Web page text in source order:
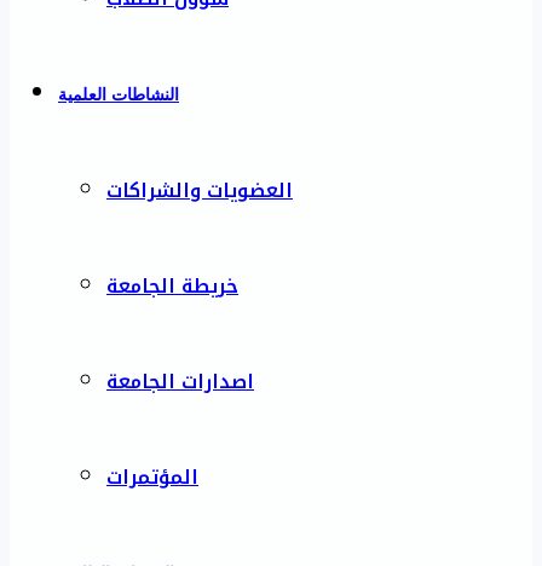
النشاطات العلمية
العضويات والشراكات
خريطة الجامعة
اصدارات الجامعة
المؤتمرات